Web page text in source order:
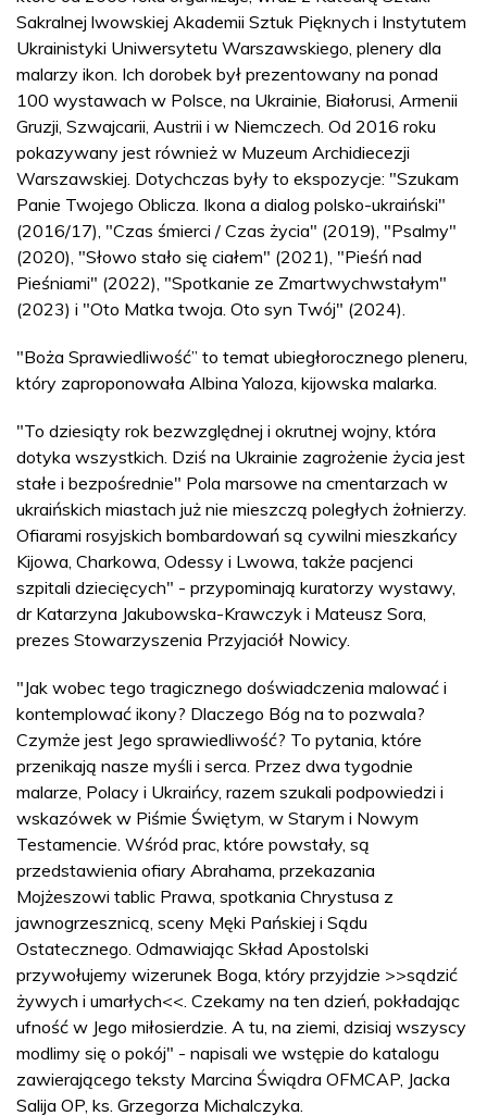
Sakralnej lwowskiej Akademii Sztuk Pięknych i Instytutem
Ukrainistyki Uniwersytetu Warszawskiego, plenery dla
malarzy ikon. Ich dorobek był prezentowany na ponad
100 wystawach w Polsce, na Ukrainie, Białorusi, Armenii
Gruzji, Szwajcarii, Austrii i w Niemczech. Od 2016 roku
pokazywany jest również w Muzeum Archidiecezji
Warszawskiej. Dotychczas były to ekspozycje: "Szukam
Panie Twojego Oblicza. Ikona a dialog polsko-ukraiński"
(2016/17), "Czas śmierci / Czas życia" (2019), "Psalmy"
(2020), "Słowo stało się ciałem" (2021), "Pieśń nad
Pieśniami" (2022), "Spotkanie ze Zmartwychwstałym"
(2023) i "Oto Matka twoja. Oto syn Twój" (2024).
"Boża Sprawiedliwość” to temat ubiegłorocznego pleneru,
który zaproponowała Albina Yaloza, kijowska malarka.
"To dziesiąty rok bezwzględnej i okrutnej wojny, która
dotyka wszystkich. Dziś na Ukrainie zagrożenie życia jest
stałe i bezpośrednie" Pola marsowe na cmentarzach w
ukraińskich miastach już nie mieszczą poległych żołnierzy.
Ofiarami rosyjskich bombardowań są cywilni mieszkańcy
Kijowa, Charkowa, Odessy i Lwowa, także pacjenci
szpitali dziecięcych" - przypominają kuratorzy wystawy,
dr Katarzyna Jakubowska-Krawczyk i Mateusz Sora,
prezes Stowarzyszenia Przyjaciół Nowicy.
"Jak wobec tego tragicznego doświadczenia malować i
kontemplować ikony? Dlaczego Bóg na to pozwala?
Czymże jest Jego sprawiedliwość? To pytania, które
przenikają nasze myśli i serca. Przez dwa tygodnie
malarze, Polacy i Ukraińcy, razem szukali podpowiedzi i
wskazówek w Piśmie Świętym, w Starym i Nowym
Testamencie. Wśród prac, które powstały, są
przedstawienia ofiary Abrahama, przekazania
Mojżeszowi tablic Prawa, spotkania Chrystusa z
jawnogrzesznicą, sceny Męki Pańskiej i Sądu
Ostatecznego. Odmawiając Skład Apostolski
przywołujemy wizerunek Boga, który przyjdzie >>sądzić
żywych i umarłych<<. Czekamy na ten dzień, pokładając
ufność w Jego miłosierdzie. A tu, na ziemi, dzisiaj wszyscy
modlimy się o pokój" - napisali we wstępie do katalogu
zawierającego teksty Marcina Świądra OFMCAP, Jacka
Salija OP, ks. Grzegorza Michalczyka.